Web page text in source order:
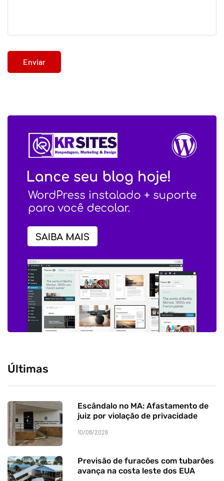
Últimas
Escândalo no MA: Afastamento de
juiz por violação de privacidade
10/08/2026
Previsão de furacões com tubarões
avança na costa leste dos EUA